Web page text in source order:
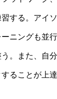
する。アイ
ニングも並
。また、自
ることが上